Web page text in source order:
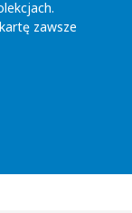
zawsze